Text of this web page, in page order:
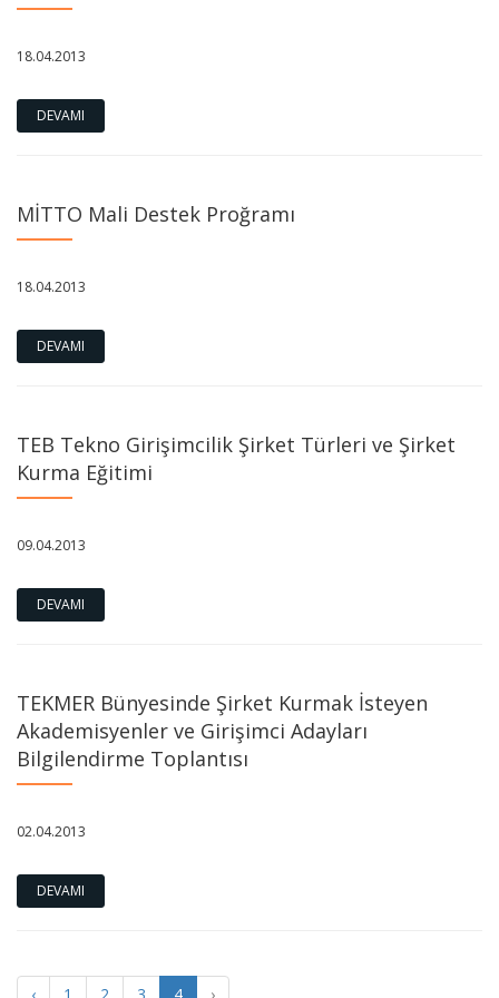
18.04.2013
DEVAMI
MİTTO Mali Destek Proğramı
18.04.2013
DEVAMI
TEB Tekno Girişimcilik Şirket Türleri ve Şirket
Kurma Eğitimi
09.04.2013
DEVAMI
TEKMER Bünyesinde Şirket Kurmak İsteyen
Akademisyenler ve Girişimci Adayları
Bilgilendirme Toplantısı
02.04.2013
DEVAMI
TÜBİTAK TEYDEB 1832 Sanayide Yeşil Dönüşüm Çağrısı